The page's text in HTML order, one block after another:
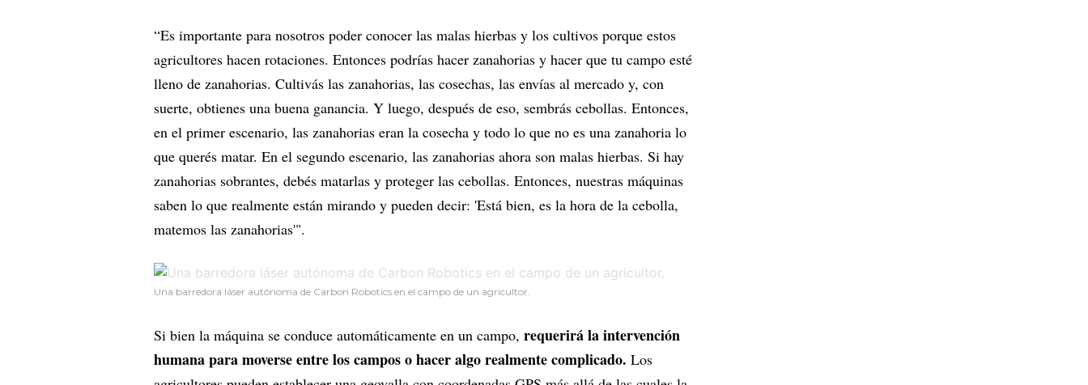
“Es importante para nosotros poder conocer las malas hierbas y los cultivos porque estos
agricultores hacen rotaciones. Entonces podrías hacer zanahorias y hacer que tu campo esté
lleno de zanahorias. Cultivás las zanahorias, las cosechas, las envías al mercado y, con
suerte, obtienes una buena ganancia. Y luego, después de eso, sembrás cebollas. Entonces,
en el primer escenario, las zanahorias eran la cosecha y todo lo que no es una zanahoria lo
que querés matar. En el segundo escenario, las zanahorias ahora son malas hierbas. Si hay
zanahorias sobrantes, debés matarlas y proteger las cebollas. Entonces, nuestras máquinas
saben lo que realmente están mirando y pueden decir: 'Está bien, es la hora de la cebolla,
matemos las zanahorias'".
Una barredora láser autónoma de Carbon Robotics en el campo de un agricultor.
Si bien la máquina se conduce automáticamente en un campo, requerirá la intervención
humana para moverse entre los campos o hacer algo realmente complicado. Los